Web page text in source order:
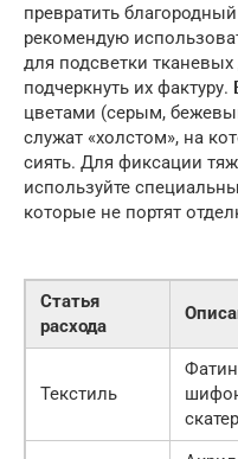
превратить
рекомендую
для подсветки
подчеркнуть их
цветами (серым,
служат «холстом», на
сиять. Для фиксации
используйте
которые не портят
Статья
расхода
Текстиль